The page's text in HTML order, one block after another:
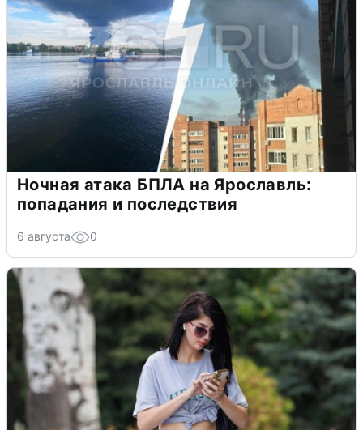
Ночная атака БПЛА на Ярославль:
попадания и последствия
6 августа 0